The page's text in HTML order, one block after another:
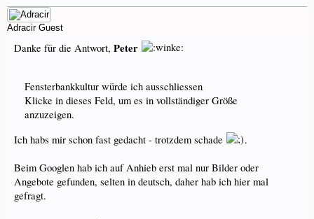
Adracir Guest
Danke für die Antwort, Peter
Fensterbankkultur würde ich ausschliessen
Klicke in dieses Feld, um es in vollständiger Größe
anzuzeigen.
Ich habs mir schon fast gedacht - trotzdem schade
.
Beim Googlen hab ich auf Anhieb erst mal nur Bilder oder
Angebote gefunden, selten in deutsch, daher hab ich hier mal
gefragt.